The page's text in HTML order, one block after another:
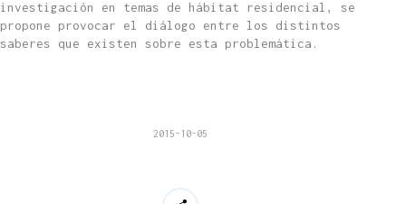
investigación en temas de hábitat residencial, se
propone provocar el diálogo entre los distintos
saberes que existen sobre esta problemática.
2015-10-05